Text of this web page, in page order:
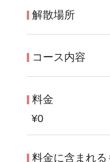
解散場所
コース内容
料金
¥0
料金に含まれる